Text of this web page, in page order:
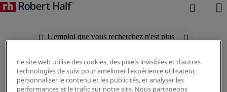
L'emploi que vous recherchez n'est plus
Ce site web utilise des cookies, des pixels invisibles et d'autres
technologies de suivi pour améliorer l'expérience utilisateur,
personnaliser le contenu et les publicités, et analyser les
performances et le trafic sur notre site. Nous partageons